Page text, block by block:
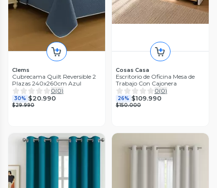
Clems
Cubrecama Quilt Reversible 2
Plazas 240x260cm Azul
0(0)
30% $20.990
$29.990
Cosas Casa
Escritorio de Oficina Mesa de
Trabajo Con Cajonera
0(0)
26% $109.990
$150.000